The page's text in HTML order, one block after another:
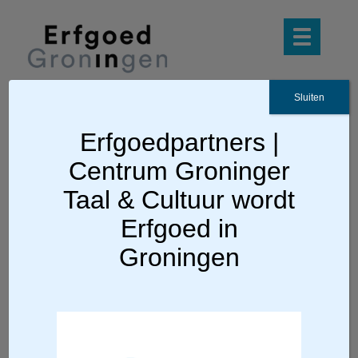
Ga terug
Archeologie-podcasts
Erfgoedpartners |
Centrum Groninger
Taal & Cultuur wordt
Erfgoed in
Groningen
Sluiten